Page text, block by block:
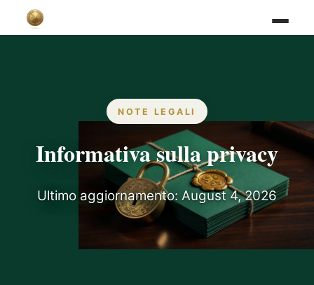
NOTE LEGALI
Informativa sulla privacy
Ultimo aggiornamento: August 4, 2026